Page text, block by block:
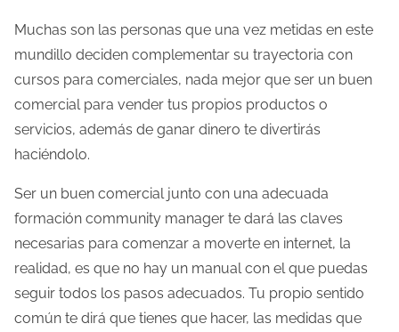
Muchas son las personas que una vez metidas en este
mundillo deciden complementar su trayectoria con
cursos para comerciales, nada mejor que ser un buen
comercial para vender tus propios productos o
servicios, además de ganar dinero te divertirás
haciéndolo.
Ser un buen comercial junto con una adecuada
formación community manager te dará las claves
necesarias para comenzar a moverte en internet, la
realidad, es que no hay un manual con el que puedas
seguir todos los pasos adecuados. Tu propio sentido
común te dirá que tienes que hacer, las medidas que